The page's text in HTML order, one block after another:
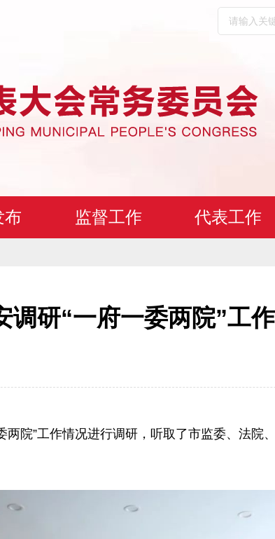
布 监督工作 代表工作
调研“一府一委两院”工作
院”工作情况进行调研，听取了市监委、法院